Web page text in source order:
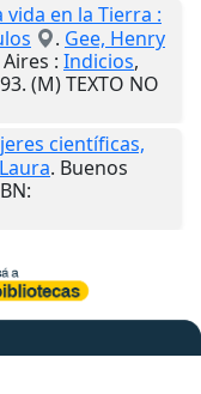
en la Tierra :
. Gee, Henry
: Indicios,
(M) TEXTO NO
científicas,
. Buenos